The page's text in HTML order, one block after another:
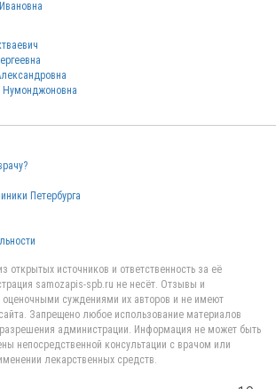
Нумонджоновна
Петербурга
открытых источников и ответственность за её
samozapis-spb.ru не несёт. Отзывы и
суждениями их авторов и не имеют
Запрещено любое использование материалов
разрешения администрации. Информация не может быть
непосредственной консультации с врачом или
лекарственных средств.